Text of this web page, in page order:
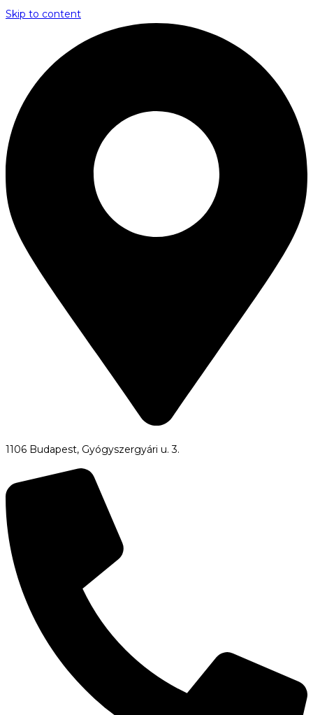
Skip to content
1106 Budapest, Gyógyszergyári u. 3.